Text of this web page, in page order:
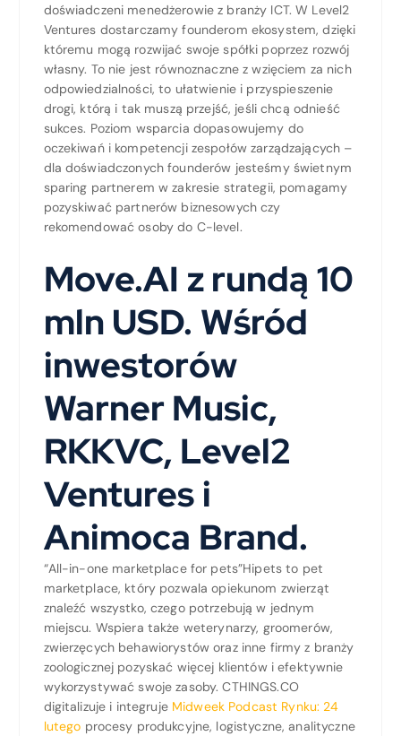
doświadczeni menedżerowie z branży ICT. W Level2
Ventures dostarczamy founderom ekosystem, dzięki
któremu mogą rozwijać swoje spółki poprzez rozwój
własny. To nie jest równoznaczne z wzięciem za nich
odpowiedzialności, to ułatwienie i przyspieszenie
drogi, którą i tak muszą przejść, jeśli chcą odnieść
sukces. Poziom wsparcia dopasowujemy do
oczekiwań i kompetencji zespołów zarządzających –
dla doświadczonych founderów jesteśmy świetnym
sparing partnerem w zakresie strategii, pomagamy
pozyskiwać partnerów biznesowych czy
rekomendować osoby do C-level.
Move.AI z rundą 10
mln USD. Wśród
inwestorów
Warner Music,
RKKVC, Level2
Ventures i
Animoca Brand.
“All-in-one marketplace for pets”Hipets to pet
marketplace, który pozwala opiekunom zwierząt
znaleźć wszystko, czego potrzebują w jednym
miejscu. Wspiera także weterynarzy, groomerów,
zwierzęcych behawiorystów oraz inne firmy z branży
zoologicznej pozyskać więcej klientów i efektywnie
wykorzystywać swoje zasoby. CTHINGS.CO
digitalizuje i integruje Midweek Podcast Rynku: 24
lutego procesy produkcyjne, logistyczne, analityczne